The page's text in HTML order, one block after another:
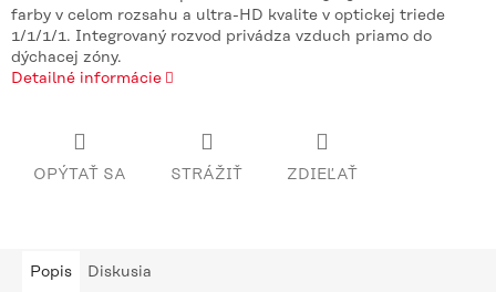
farby v celom rozsahu a ultra-HD kvalite v optickej triede
1/1/1/1. Integrovaný rozvod privádza vzduch priamo do
dýchacej zóny.
Detailné informácie
OPÝTAŤ SA STRÁŽIŤ ZDIEĽAŤ
Popis Diskusia